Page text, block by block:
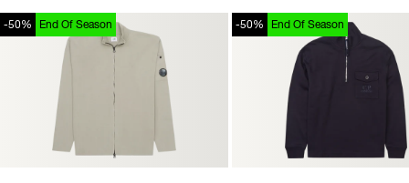
-50% End Of Season -50% End Of Season